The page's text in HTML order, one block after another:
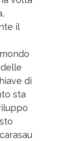
il
di
sta